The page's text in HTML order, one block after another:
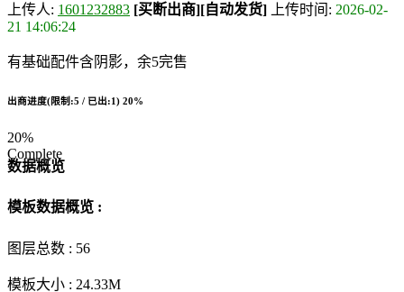
上传人: 1601232883 [买断出商][自动发货] 上传时间: 2026-02-
21 14:06:24
有基础配件含阴影，余5完售
出商进度(限制:5 / 已出:1) 20%
20%
Complete
数据概览
模板数据概览 :
图层总数 : 56
模板大小 : 24.33M